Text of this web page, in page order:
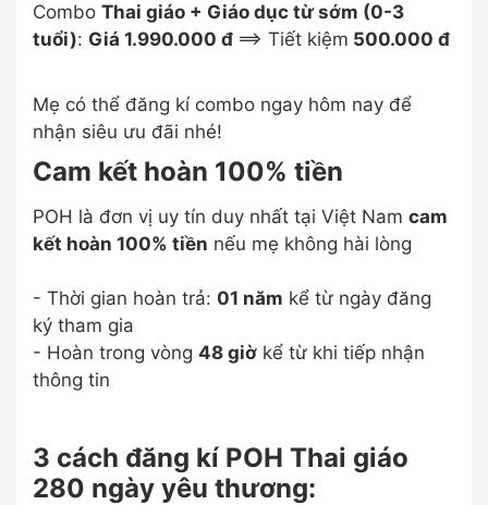
Combo Thai giáo + Giáo dục từ sớm (0-3
tuổi): Giá 1.990.000 đ ==> Tiết kiệm 500.000 đ
Mẹ có thể đăng kí combo ngay hôm nay để
nhận siêu ưu đãi nhé!
Cam kết hoàn 100% tiền
POH là đơn vị uy tín duy nhất tại Việt Nam cam
kết hoàn 100% tiền nếu mẹ không hài lòng
- Thời gian hoàn trả: 01 năm kể từ ngày đăng
ký tham gia
- Hoàn trong vòng 48 giờ kể từ khi tiếp nhận
thông tin
3 cách đăng kí POH Thai giáo
280 ngày yêu thương: